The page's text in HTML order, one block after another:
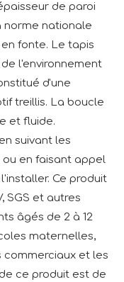
de paroi
norme nationale
en fonte. Le tapis
l'environnement
d'une
treillis. La boucle
et fluide.
suivant les
en faisant appel
Ce produit
SGS et autres
âgés de 2 à 12
maternelles,
commerciaux et les
ce produit est de